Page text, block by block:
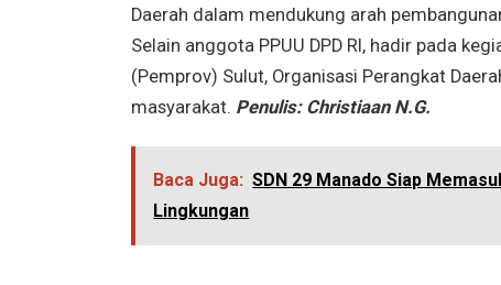
Daerah dalam mendukung arah
Selain anggota PPUU DPD RI, hadir pada
(Pemprov) Sulut, Organisasi Perangkat
masyarakat. Penulis: Christiaan N.G.
Baca Juga: SDN 29 Manado Siap
Lingkungan